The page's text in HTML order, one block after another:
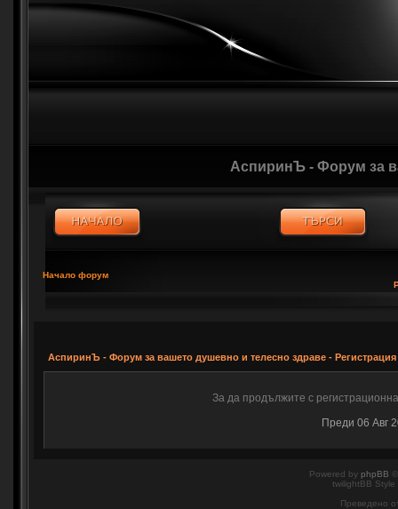
АспиринЪ - Форум за
Начало форум
АспиринЪ - Форум за вашето душевно и телесно здраве - Регистрация
За да продължите с
Преди 06 Авг
Powered by phpBB
twilightBB
Преведено